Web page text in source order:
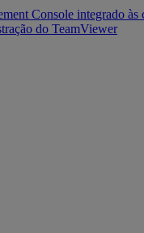
Console integrado às
do TeamViewer